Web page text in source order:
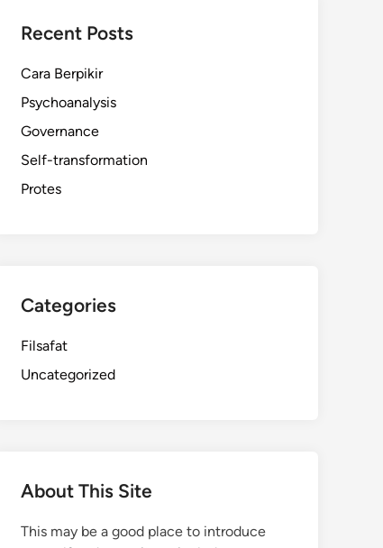
Recent Posts
Cara Berpikir
Psychoanalysis
Governance
Self-transformation
Protes
Categories
Filsafat
Uncategorized
About This Site
This may be a good place to introduce